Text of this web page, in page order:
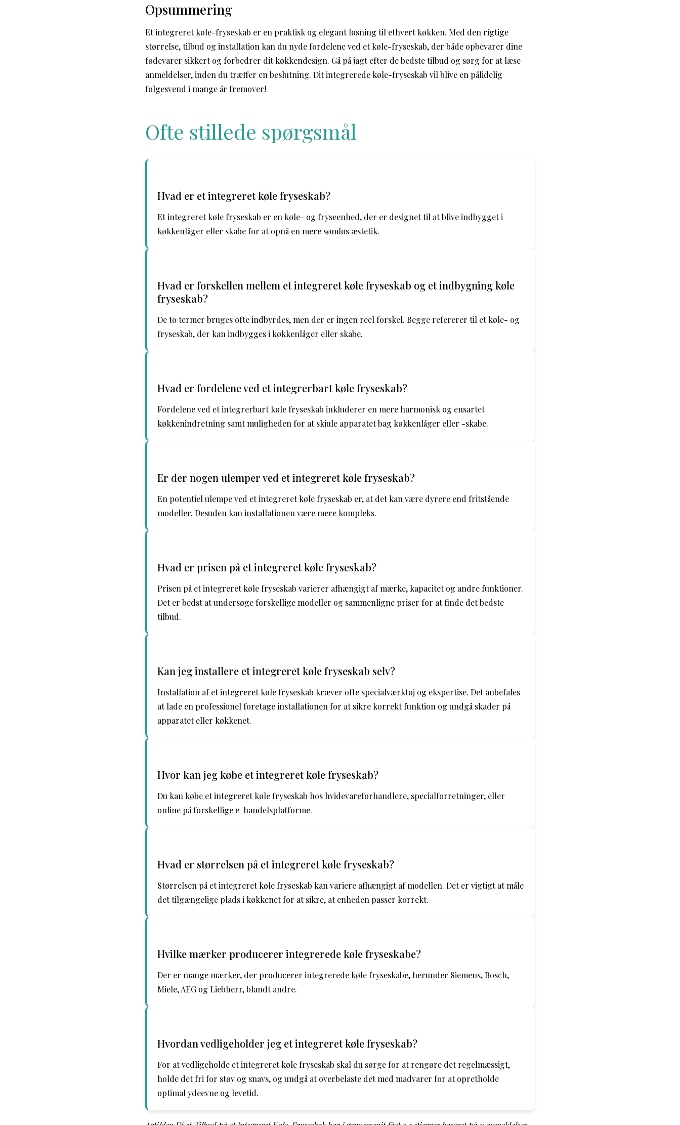
Opsummering
Et integreret køle-fryseskab er en praktisk og elegant løsning til ethvert køkken. Med den rigtige
størrelse, tilbud og installation kan du nyde fordelene ved et køle-fryseskab, der både opbevarer dine
fødevarer sikkert og forbedrer dit køkkendesign. Gå på jagt efter de bedste tilbud og sørg for at læse
anmeldelser, inden du træffer en beslutning. Dit integrerede køle-fryseskab vil blive en pålidelig
følgesvend i mange år fremover!
Ofte stillede spørgsmål
Hvad er et integreret køle fryseskab?
Et integreret køle fryseskab er en køle- og fryseenhed, der er designet til at blive indbygget i
køkkenlåger eller skabe for at opnå en mere sømløs æstetik.
Hvad er forskellen mellem et integreret køle fryseskab og et indbygning køle
fryseskab?
De to termer bruges ofte indbyrdes, men der er ingen reel forskel. Begge refererer til et køle- og
fryseskab, der kan indbygges i køkkenlåger eller skabe.
Hvad er fordelene ved et integrerbart køle fryseskab?
Fordelene ved et integrerbart køle fryseskab inkluderer en mere harmonisk og ensartet
køkkenindretning samt muligheden for at skjule apparatet bag køkkenlåger eller -skabe.
Er der nogen ulemper ved et integreret køle fryseskab?
En potentiel ulempe ved et integreret køle fryseskab er, at det kan være dyrere end fritstående
modeller. Desuden kan installationen være mere kompleks.
Hvad er prisen på et integreret køle fryseskab?
Prisen på et integreret køle fryseskab varierer afhængigt af mærke, kapacitet og andre funktioner.
Det er bedst at undersøge forskellige modeller og sammenligne priser for at finde det bedste
tilbud.
Kan jeg installere et integreret køle fryseskab selv?
Installation af et integreret køle fryseskab kræver ofte specialværktøj og ekspertise. Det anbefales
at lade en professionel foretage installationen for at sikre korrekt funktion og undgå skader på
apparatet eller køkkenet.
Hvor kan jeg købe et integreret køle fryseskab?
Du kan købe et integreret køle fryseskab hos hvidevareforhandlere, specialforretninger, eller
online på forskellige e-handelsplatforme.
Hvad er størrelsen på et integreret køle fryseskab?
Størrelsen på et integreret køle fryseskab kan variere afhængigt af modellen. Det er vigtigt at måle
det tilgængelige plads i køkkenet for at sikre, at enheden passer korrekt.
Hvilke mærker producerer integrerede køle fryseskabe?
Der er mange mærker, der producerer integrerede køle fryseskabe, herunder Siemens, Bosch,
Miele, AEG og Liebherr, blandt andre.
Hvordan vedligeholder jeg et integreret køle fryseskab?
For at vedligeholde et integreret køle fryseskab skal du sørge for at rengøre det regelmæssigt,
holde det fri for støv og snavs, og undgå at overbelaste det med madvarer for at opretholde
optimal ydeevne og levetid.